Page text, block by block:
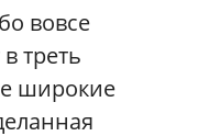
вовсе
треть
широкие